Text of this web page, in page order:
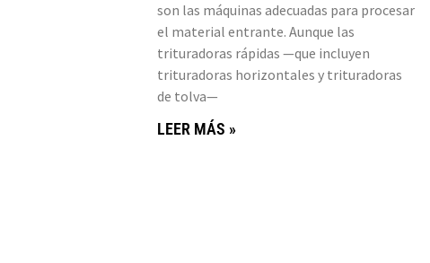
son las máquinas adecuadas para procesar
el material entrante. Aunque las
trituradoras rápidas —que incluyen
trituradoras horizontales y trituradoras
de tolva—
LEER MÁS »